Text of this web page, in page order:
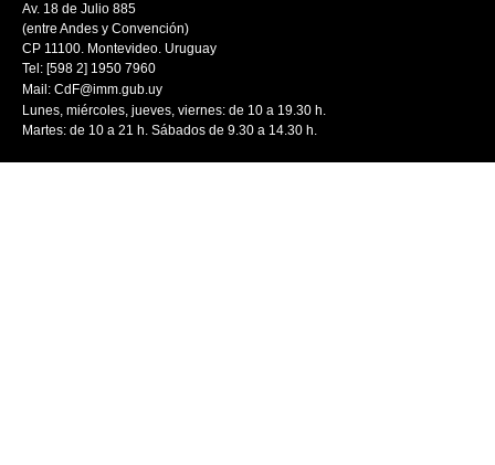
Av. 18 de Julio 885
(entre Andes y Convención)
CP 11100. Montevideo. Uruguay
Tel: [598 2] 1950 7960
Mail: CdF@imm.gub.uy
Lunes, miércoles, jueves, viernes: de 10 a 19.30 h.
Martes: de 10 a 21 h. Sábados de 9.30 a 14.30 h.